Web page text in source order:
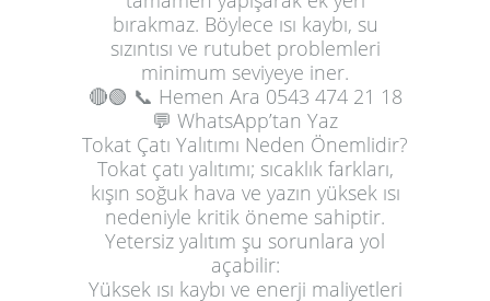
bırakmaz. Böylece ısı kaybı, su
sızıntısı ve rutubet problemleri
minimum seviyeye iner.
🔴🟢 📞 Hemen Ara 0543 474 21 18
💬 WhatsApp’tan Yaz
Tokat Çatı Yalıtımı Neden Önemlidir?
Tokat çatı yalıtımı; sıcaklık farkları,
kışın soğuk hava ve yazın yüksek ısı
nedeniyle kritik öneme sahiptir.
Yetersiz yalıtım şu sorunlara yol
açabilir:
Yüksek ısı kaybı ve enerji maliyetleri